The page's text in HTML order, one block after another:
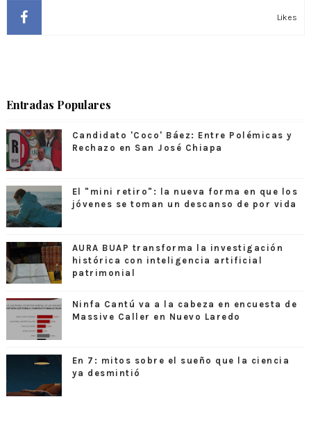
Likes
Entradas Populares
Candidato 'Coco' Báez: Entre Polémicas y
Rechazo en San José Chiapa
El "mini retiro": la nueva forma en que los
jóvenes se toman un descanso de por vida
AURA BUAP transforma la investigación
histórica con inteligencia artificial
patrimonial
Ninfa Cantú va a la cabeza en encuesta de
Massive Caller en Nuevo Laredo
En 7: mitos sobre el sueño que la ciencia
ya desmintió